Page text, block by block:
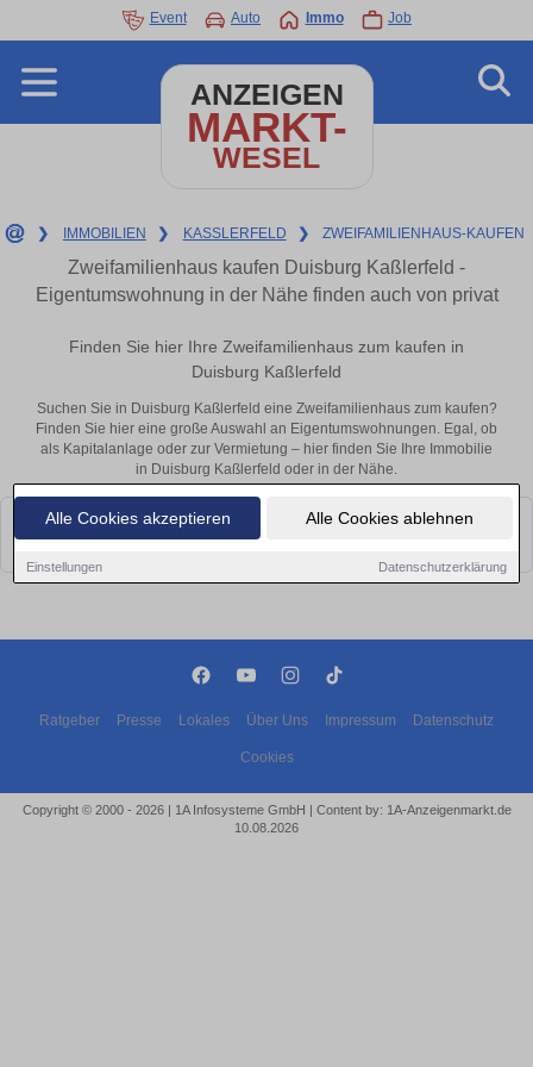
Alle Cookies akzeptieren Alle Cookies ablehnen
Einstellungen Datenschutzerklärung
Event Auto Immo Job
ANZEIGEN
MARKT-
WESEL
❯ IMMOBILIEN ❯ KASSLERFELD ❯ ZWEIFAMILIENHAUS-KAUFEN
Zweifamilienhaus kaufen Duisburg Kaßlerfeld -
Eigentumswohnung in der Nähe finden auch von privat
Finden Sie hier Ihre Zweifamilienhaus zum kaufen in
Duisburg Kaßlerfeld
Suchen Sie in Duisburg Kaßlerfeld eine Zweifamilienhaus zum kaufen?
Finden Sie hier eine große Auswahl an Eigentumswohnungen. Egal, ob
als Kapitalanlage oder zur Vermietung – hier finden Sie Ihre Immobilie
in Duisburg Kaßlerfeld oder in der Nähe.
Leider konnten wir derzeit keine passenden Objekte finden. Schauen Sie
bald wieder vorbei!
Ratgeber Presse Lokales Über Uns Impressum Datenschutz
Cookies
Copyright © 2000 - 2026 | 1A Infosysteme GmbH | Content by: 1A-Anzeigenmarkt.de
10.08.2026